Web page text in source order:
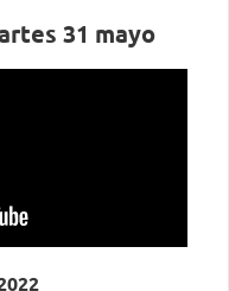
31 mayo